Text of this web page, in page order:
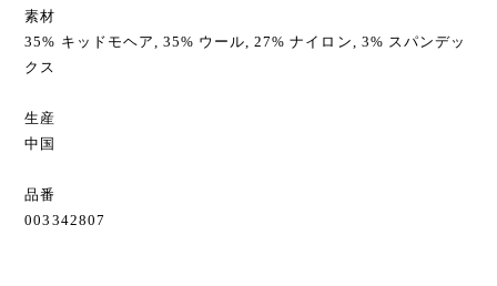
素材
35% キッドモヘア, 35% ウール, 27% ナイロン, 3% スパンデッ
クス
生産
中国
品番
003342807